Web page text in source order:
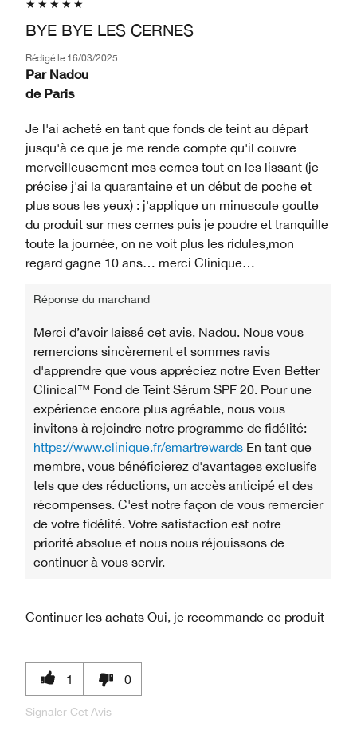
BYE BYE LES CERNES
Rédigé le 16/03/2025
Par Nadou
de Paris
Je l'ai acheté en tant que fonds de teint au départ
jusqu'à ce que je me rende compte qu'il couvre
merveilleusement mes cernes tout en les lissant (je
précise j'ai la quarantaine et un début de poche et
plus sous les yeux) : j'applique un minuscule goutte
du produit sur mes cernes puis je poudre et tranquille
toute la journée, on ne voit plus les ridules,mon
regard gagne 10 ans… merci Clinique…
Réponse du marchand
Merci d’avoir laissé cet avis, Nadou. Nous vous
remercions sincèrement et sommes ravis
d'apprendre que vous appréciez notre Even Better
Clinical™ Fond de Teint Sérum SPF 20. Pour une
expérience encore plus agréable, nous vous
invitons à rejoindre notre programme de fidélité:
https://www.clinique.fr/smartrewards En tant que
membre, vous bénéficierez d'avantages exclusifs
tels que des réductions, un accès anticipé et des
récompenses. C'est notre façon de vous remercier
de votre fidélité. Votre satisfaction est notre
priorité absolue et nous nous réjouissons de
continuer à vous servir.
Continuer les achats Oui, je recommande ce produit
1 0
Signaler Cet Avis